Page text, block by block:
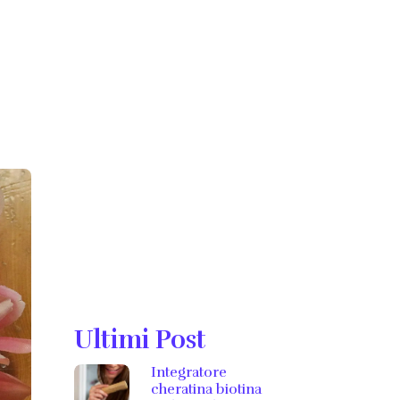
Ultimi Post
Integratore
cheratina biotina